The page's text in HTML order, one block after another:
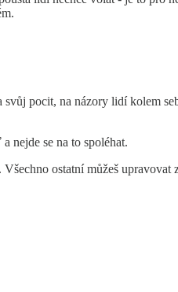
pocit, na názory lidí kolem
nejde se na to spoléhat.
ostatní můžeš upravovat